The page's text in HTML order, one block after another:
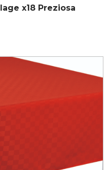
x18 Preziosa